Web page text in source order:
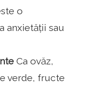
o
anxietății sau
Ca ovăz,
verde, fructe